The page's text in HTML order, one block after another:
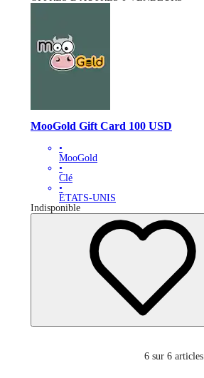
MooGold Gift Card 100 USD
•
MooGold
•
Clé
•
ÉTATS-UNIS
Indisponible
6 sur 6 articles